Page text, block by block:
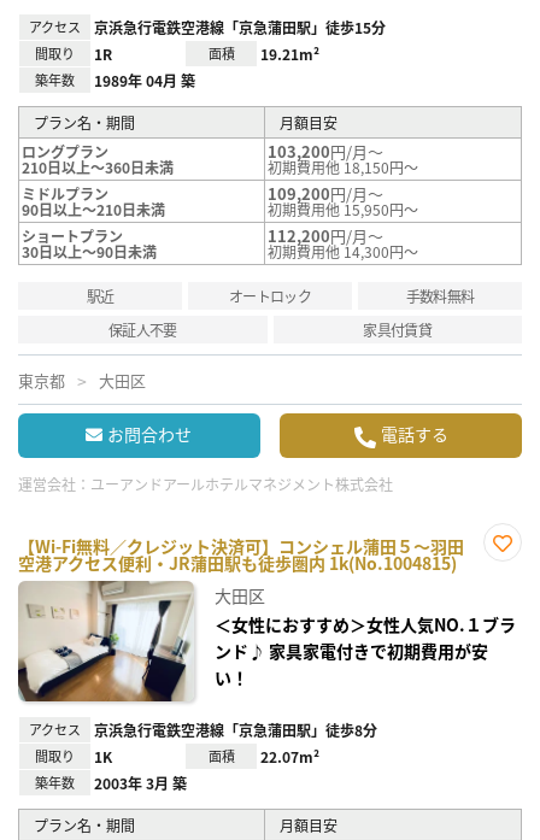
アクセス 京浜急行電鉄空港線「京急蒲田駅」徒歩15分
間取り 1R 面積 19.21m²
築年数 1989年 04月 築
プラン名・期間
月額目安
ロングプラン
210日以上～360日未満
103,200円/月～
初期費用他 18,150円～
ミドルプラン
90日以上～210日未満
109,200円/月～
初期費用他 15,950円～
ショートプラン
30日以上～90日未満
112,200円/月～
初期費用他 14,300円～
駅近 オートロック
手数料無料
保証人不要
家具付賃貸
東京都 大田区
お問合わせ 電話する
運営会社： ユーアンドアールホテルマネジメント株式会社
【Wi-Fi無料／クレジット決済可】コンシェル蒲田５～羽田
空港アクセス便利・JR蒲田駅も徒歩圏内 1k(No.1004815)
録
大田区
＜女性におすすめ＞女性人気NO.１ブラ
ンド♪ 家具家電付きで初期費用が安
い！
アクセス 京浜急行電鉄空港線「京急蒲田駅」徒歩8分
間取り 1K 面積 22.07m²
築年数 2003年 3月 築
プラン名・期間
月額目安